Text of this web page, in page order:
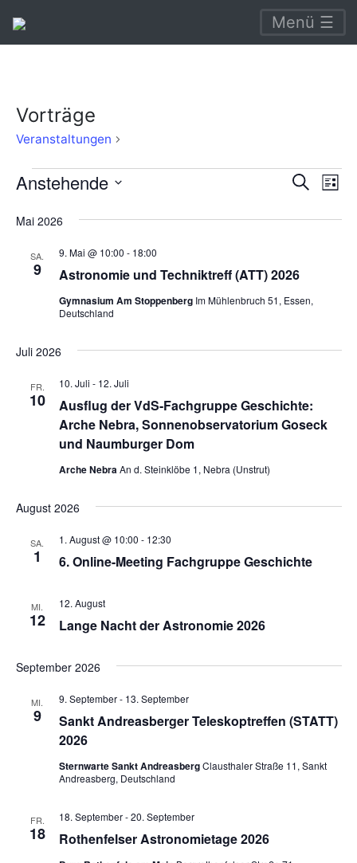
Menü ☰
Vorträge
Veranstaltungen
Veranstaltungen SucheListe
Anstehende
wählen.
Mai 2026
SA.
9 Astronomie und Techniktreff (ATT) 2026
9. Mai @ 10:00 - 18:00
Gymnasium Am Stoppenberg Im Mühlenbruch 51, Essen,
Deutschland
Juli 2026
FR.
10
Ausflug der VdS-Fachgruppe Geschichte:
Arche Nebra, Sonnenobservatorium Goseck
und Naumburger Dom
10. Juli - 12. Juli
Arche NebraAn d. Steinklöbe 1, Nebra (Unstrut)
August 2026
SA.
1 6. Online-Meeting Fachgruppe Geschichte
1. August @ 10:00 - 12:30
MI.
12 Lange Nacht der Astronomie 2026
12. August
September 2026
MI.
9
Sankt Andreasberger Teleskoptreffen (STATT)
2026
9. September- 13. September
Sternwarte Sankt AndreasbergClausthaler Straße 11, Sankt
Andreasberg, Deutschland
FR.
18 Rothenfelser Astronomietage 2026
18. September-20. September